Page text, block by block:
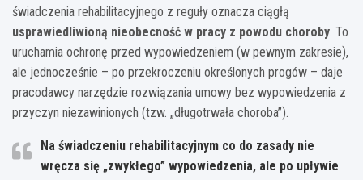
świadczenia rehabilitacyjnego z reguły oznacza ciągłą
usprawiedliwioną nieobecność w pracy z powodu choroby. To
uruchamia ochronę przed wypowiedzeniem (w pewnym zakresie),
ale jednocześnie – po przekroczeniu określonych progów – daje
pracodawcy narzędzie rozwiązania umowy bez wypowiedzenia z
przyczyn niezawinionych (tzw. „długotrwała choroba”).
Na świadczeniu rehabilitacyjnym co do zasady nie
wręcza się „zwykłego” wypowiedzenia, ale po upływie